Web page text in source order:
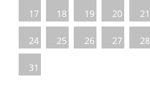
17 18 19 20 21
24 25 26 27 28
31